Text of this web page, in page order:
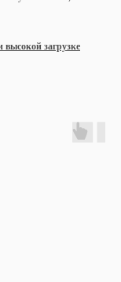
высокой загрузке